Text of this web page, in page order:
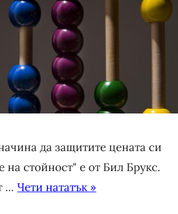
да защитите цената си
на стойност" е от Бил Брукс.
...Чети нататък »